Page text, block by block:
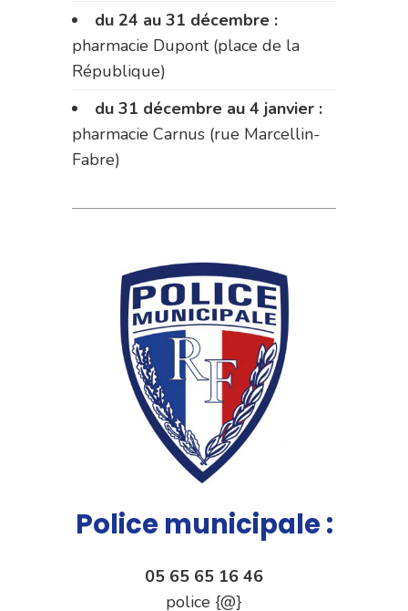
du 24 au 31 décembre :
pharmacie Dupont (place de la
République)
du 31 décembre au 4 janvier :
pharmacie Carnus (rue Marcellin-
Fabre)
Police municipale :
05 65 65 16 46
police {@}